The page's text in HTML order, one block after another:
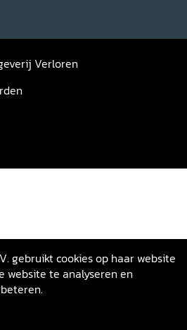
Verloren
gebruikt cookies op haar website
website te analyseren en